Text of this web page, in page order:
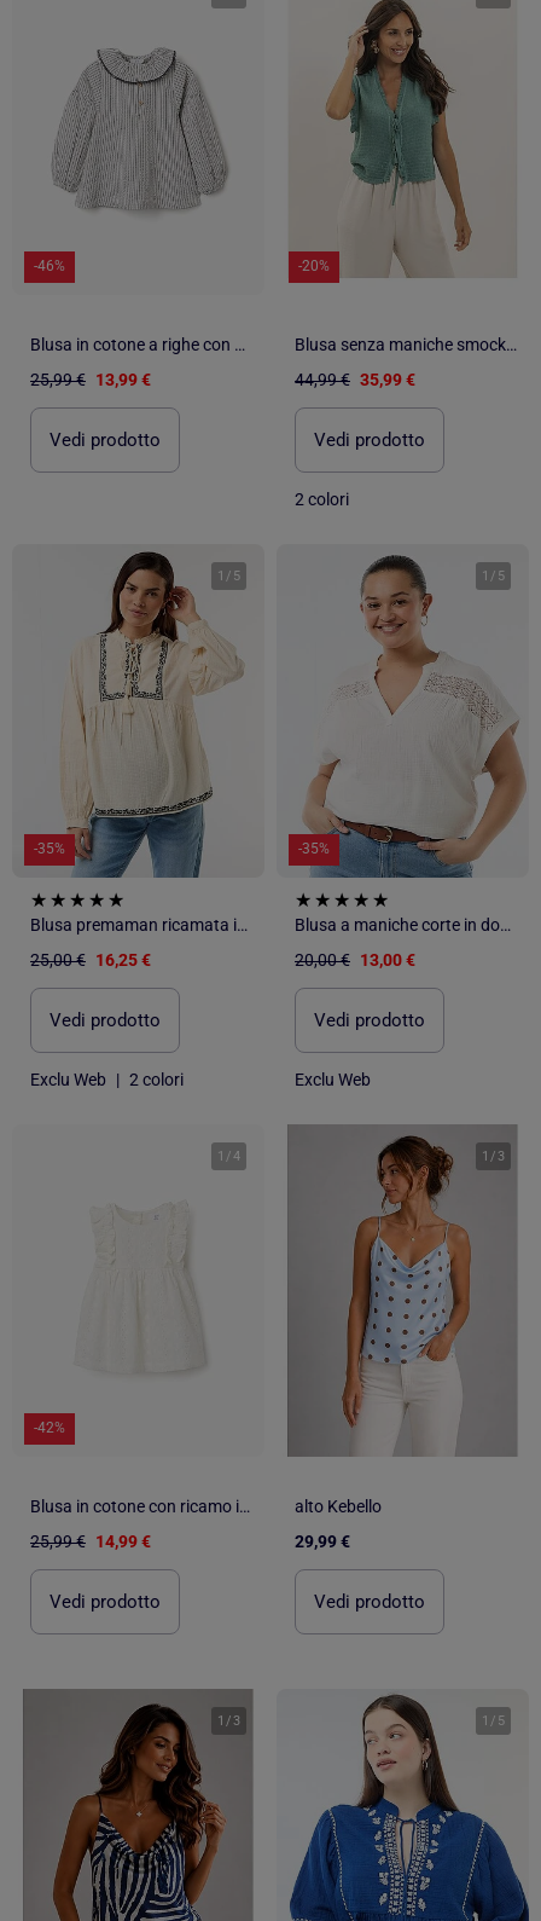
-46%
Blusa in cotone a righe con colletto arricciato b&s
25,99 € 13,99 €
Vedi prodotto
-20%
Blusa senza maniche smock OZAKIA
44,99 € 35,99 €
Vedi prodotto
2 colori
1 / 5
-35%
Blusa premaman ricamata in garza di cotone
25,00 € 16,25 €
Vedi prodotto
Exclu Web | 2 colori
1 / 5
-35%
Blusa a maniche corte in doppia garza di cotone
20,00 € 13,00 €
Vedi prodotto
Exclu Web
1 /4
-42%
Blusa in cotone con ricamo inglese e volant
25,99 € 14,99 €
Vedi prodotto
1 /3
alto Kebello
29,99 €
Vedi prodotto
1 /3 1 / 5